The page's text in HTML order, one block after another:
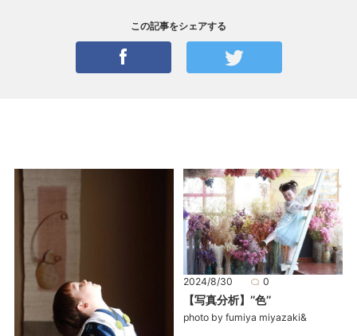
この記事をシェアする
2024/8/30 0
【写真分析】’’色’’
photo by fumiya miyazaki&